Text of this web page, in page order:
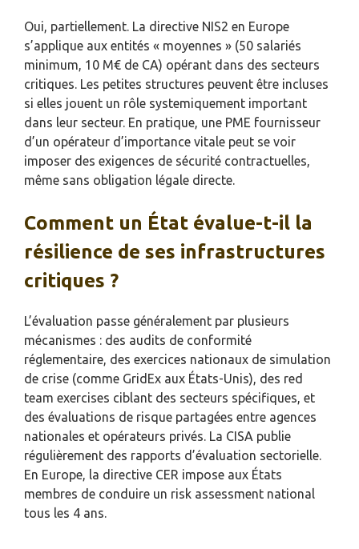
Oui, partiellement. La directive NIS2 en Europe
s’applique aux entités « moyennes » (50 salariés
minimum, 10 M€ de CA) opérant dans des secteurs
critiques. Les petites structures peuvent être incluses
si elles jouent un rôle systemiquement important
dans leur secteur. En pratique, une PME fournisseur
d’un opérateur d’importance vitale peut se voir
imposer des exigences de sécurité contractuelles,
même sans obligation légale directe.
Comment un État évalue-t-il la
résilience de ses infrastructures
critiques ?
L’évaluation passe généralement par plusieurs
mécanismes : des audits de conformité
réglementaire, des exercices nationaux de simulation
de crise (comme GridEx aux États-Unis), des red
team exercises ciblant des secteurs spécifiques, et
des évaluations de risque partagées entre agences
nationales et opérateurs privés. La CISA publie
régulièrement des rapports d’évaluation sectorielle.
En Europe, la directive CER impose aux États
membres de conduire un risk assessment national
tous les 4 ans.